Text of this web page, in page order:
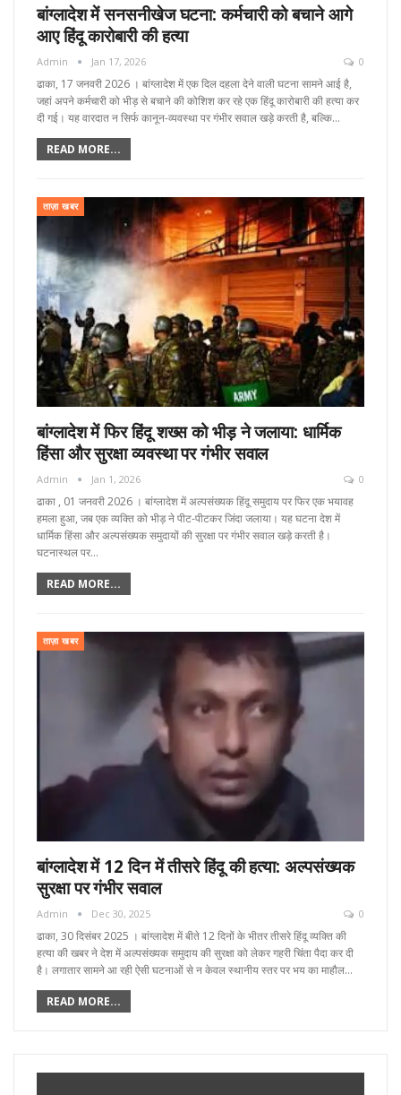
बांग्लादेश में सनसनीखेज घटना: कर्मचारी को बचाने आगे
आए हिंदू कारोबारी की हत्या
Admin Jan 17, 2026 0
ढाका, 17 जनवरी 2026 । बांग्लादेश में एक दिल दहला देने वाली घटना सामने आई है,
जहां अपने कर्मचारी को भीड़ से बचाने की कोशिश कर रहे एक हिंदू कारोबारी की हत्या कर
दी गई। यह वारदात न सिर्फ कानून-व्यवस्था पर गंभीर सवाल खड़े करती है, बल्कि…
READ MORE...
ताज़ा खबर
बांग्लादेश में फिर हिंदू शख्स को भीड़ ने जलाया: धार्मिक
हिंसा और सुरक्षा व्यवस्था पर गंभीर सवाल
Admin Jan 1, 2026 0
ढाका , 01 जनवरी 2026 । बांग्लादेश में अल्पसंख्यक हिंदू समुदाय पर फिर एक भयावह
हमला हुआ, जब एक व्यक्ति को भीड़ ने पीट-पीटकर जिंदा जलाया। यह घटना देश में
धार्मिक हिंसा और अल्पसंख्यक समुदायों की सुरक्षा पर गंभीर सवाल खड़े करती है।
घटनास्थल पर…
READ MORE...
ताज़ा खबर
बांग्लादेश में 12 दिन में तीसरे हिंदू की हत्या: अल्पसंख्यक
सुरक्षा पर गंभीर सवाल
Admin Dec 30, 2025 0
ढाका, 30 दिसंबर 2025 । बांग्लादेश में बीते 12 दिनों के भीतर तीसरे हिंदू व्यक्ति की
हत्या की खबर ने देश में अल्पसंख्यक समुदाय की सुरक्षा को लेकर गहरी चिंता पैदा कर दी
है। लगातार सामने आ रही ऐसी घटनाओं से न केवल स्थानीय स्तर पर भय का माहौल…
READ MORE...